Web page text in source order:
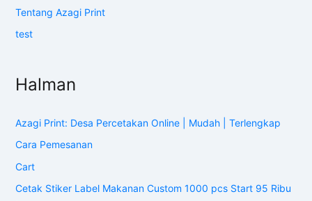
Tentang Azagi Print
test
Halman
Azagi Print: Desa Percetakan Online | Mudah | Terlengkap
Cara Pemesanan
Cart
Cetak Stiker Label Makanan Custom 1000 pcs Start 95 Ribu